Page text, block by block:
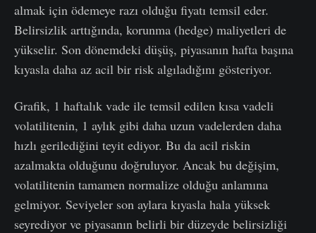
almak için ödemeye razı olduğu fiyatı temsil eder.
Belirsizlik arttığında, korunma (hedge) maliyetleri de
yükselir. Son dönemdeki düşüş, piyasanın hafta başına
kıyasla daha az acil bir risk algıladığını gösteriyor.
Grafik, 1 haftalık vade ile temsil edilen kısa vadeli
volatilitenin, 1 aylık gibi daha uzun vadelerden daha
hızlı gerilediğini teyit ediyor. Bu da acil riskin
azalmakta olduğunu doğruluyor. Ancak bu değişim,
volatilitenin tamamen normalize olduğu anlamına
gelmiyor. Seviyeler son aylara kıyasla hala yüksek
seyrediyor ve piyasanın belirli bir düzeyde belirsizliği